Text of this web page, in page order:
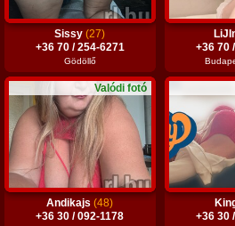
Sissy(27)
+36 70 / 254-6271
Gödöllő
+36 70
Valódi fotó
Andikajs(48)
+36 30 / 092-1178
+36 30